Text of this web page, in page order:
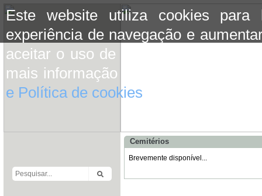
Este website utiliza cookies para
experiência de navegação e
aceitar o uso de cookies basta
mais informação consulte a
e Política de cookies
Cemitérios
Brevemente disponível...